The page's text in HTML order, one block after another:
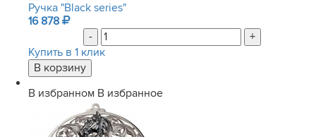
Ручка "Black series"
16 878
-
+
Купить в 1 клик
В избранном В избранное